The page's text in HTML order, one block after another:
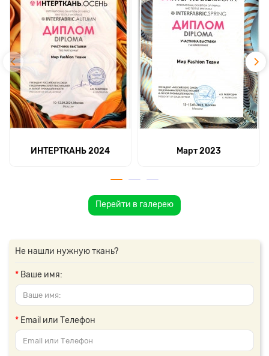
ИНТЕРТКАНЬ 2024 Март 2023
Перейти в галерею
Не нашли нужную ткань?
Ваше имя:
Email или Телефон